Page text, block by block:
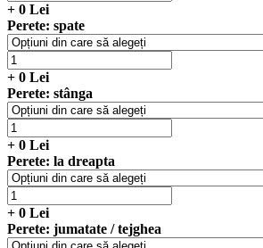
+ 0 Lei
Perete: spate
+ 0 Lei
Perete: stânga
+ 0 Lei
Perete: la dreapta
+ 0 Lei
Perete: jumatate / tejghea